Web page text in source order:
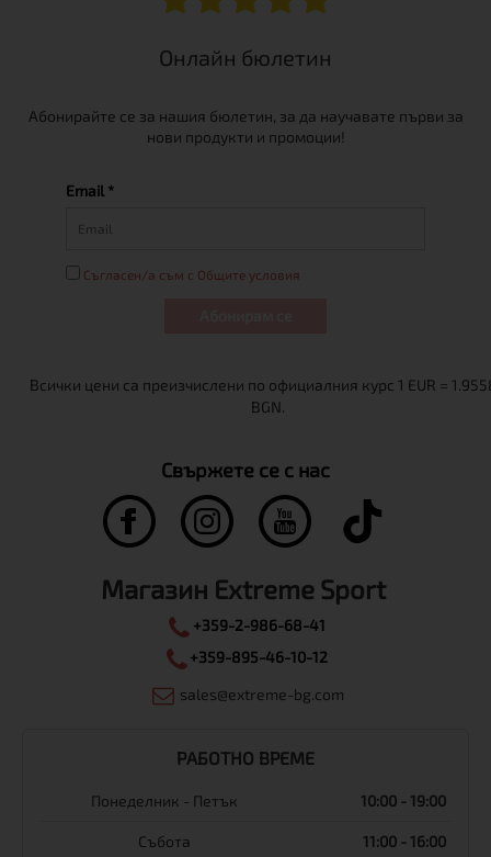
Онлайн бюлетин
Абонирайте се за нашия бюлетин, за да научавате първи за
нови продукти и промоции!
Email *
Съгласен/а съм с Общите условия
Свържете се с нас
Магазин Extreme Sport
+359-2-986-68-41
+359-895-46-10-12
sales@extreme-bg.com
РАБОТНО ВРЕМЕ
Понеделник - Петък 10:00 - 19:00
Събота 11:00 - 16:00